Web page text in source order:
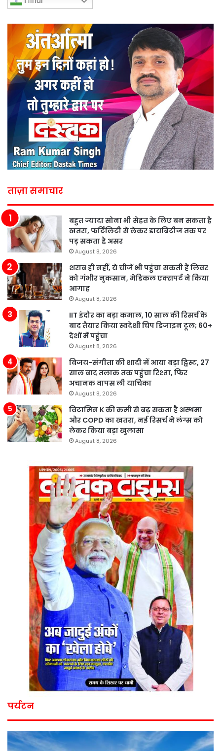
ताज़ा समाचार
बहुत ज्यादा सोना भी सेहत के लिए बन सकता है
खतरा, फर्टिलिटी से लेकर डायबिटीज तक पर
पड़ सकता है असर
August 8, 2026
शराब ही नहीं, ये चीजें भी पहुंचा सकती हैं लिवर
को गंभीर नुकसान, मेडिकल एक्सपर्ट ने किया
आगाह
August 8, 2026
IIT इंदौर का बड़ा कमाल, 10 साल की रिसर्च के
बाद तैयार किया स्वदेशी चिप डिजाइन टूल; 60+
देशों में पहुंचा
August 8, 2026
विजय-संगीता की शादी में आया बड़ा ट्विस्ट, 27
साल बाद तलाक तक पहुंचा रिश्ता, फिर
अचानक वापस ली याचिका
August 8, 2026
विटामिन K की कमी से बढ़ सकता है अस्थमा
और COPD का खतरा, नई रिसर्च ने लंग्स को
लेकर किया बड़ा खुलासा
August 8, 2026
पर्यटन